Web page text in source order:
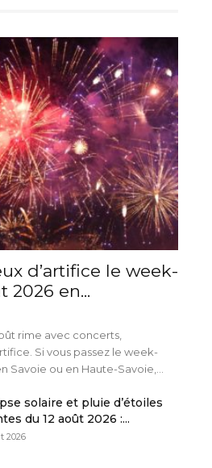
d’artifice le week-
2026 en...
rime avec concerts,
Si vous passez le week-
Savoie ou en Haute-Savoie,...
solaire et pluie d’étoiles
du 12 août 2026 :...
2026